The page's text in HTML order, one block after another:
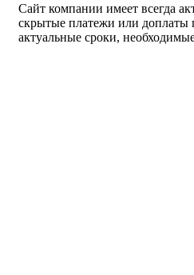
Сайт компании имеет всегда
скрытые платежи или доплаты
актуальные сроки,